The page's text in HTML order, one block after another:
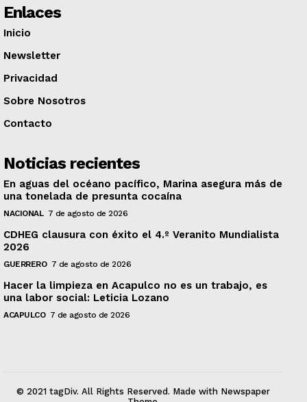
Enlaces
Inicio
Newsletter
Privacidad
Sobre Nosotros
Contacto
Noticias recientes
En aguas del océano pacífico, Marina asegura más de
una tonelada de presunta cocaína
NACIONAL 7 de agosto de 2026
CDHEG clausura con éxito el 4.º Veranito Mundialista
2026
GUERRERO 7 de agosto de 2026
Hacer la limpieza en Acapulco no es un trabajo, es
una labor social: Leticia Lozano
ACAPULCO 7 de agosto de 2026
© 2021 tagDiv. All Rights Reserved. Made with Newspaper